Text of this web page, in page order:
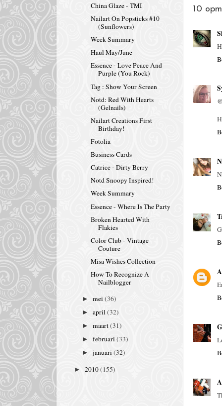
10
China Glaze - TMI
Nailart On Popsticks #10
(Sunflowers)
Week Summary
Haul May/June
Essence - Love Peace And
Purple (You Rock)
Tag : Show Your Screen
Notd: Red With Hearts
(Gelnails)
Nailart Creations First
Birthday!
Fotolia
Business Cards
Catrice - Dirty Berry
Notd Snoopy Inspired!
Week Summary
Essence - Where Is The Party
Broken Hearted With
Flakies
Color Club - Vintage
Couture
Misa Wishes Collection
How To Recognize A
Nailblogger
►mei(36)
►april(32)
►maart(31)
►februari(33)
►januari(32)
► 2010(155)